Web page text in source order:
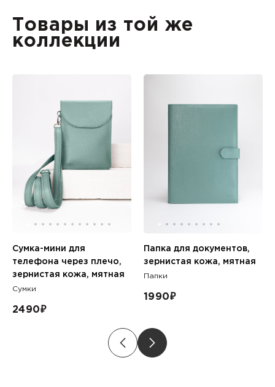
Товары из той же
коллекции
Сумка-мини для
телефона через плечо,
зернистая кожа, мятная
Сумки
2490₽
Папка для документов,
зернистая кожа, мятная
Папки
1990₽